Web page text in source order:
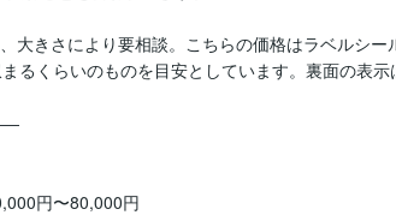
大きさにより要相談。こちらの価格はラベルシー
るくらいのものを目安としています。裏面の表示
円〜80,000円